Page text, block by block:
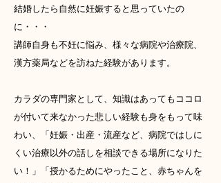
結婚したら自然に妊娠すると思っていたの
に・・・
講師自身も不妊に悩み、様々な病院や治療院、
漢方薬局などを訪ねた経験があります。
カラダの専門家として、 知識はあってもココロ
が付いて来なかった悲しい経験も身をもって味
わい、「妊娠・出産・流産など、 病院ではしに
くい治療以外の話しを相談できる場所になりた
い！」
「授かるためにやったこと、 赤ちゃんを